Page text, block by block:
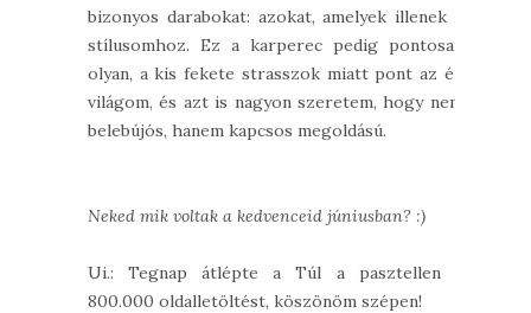
bizonyos darabokat: azokat, amelyek illenek a
stílusomhoz. Ez a karperec pedig pontosan
olyan, a kis fekete strasszok miatt pont az én
világom, és azt is nagyon szeretem, hogy nem
belebújós, hanem kapcsos megoldású.
Neked mik voltak a kedvenceid júniusban? :)
Ui.: Tegnap átlépte a Túl a pasztellen a
800.000 oldalletöltést, köszönöm szépen!